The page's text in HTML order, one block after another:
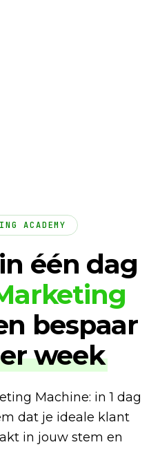
ACADEMY
één dag
bespaar
week
Machine: in 1 dag
dat je ideale klant
in jouw stem en